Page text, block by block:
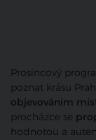
Prosincový
poznat krásu
objevováním
procházce se
hodnotou a